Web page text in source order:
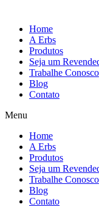
Home
A Erbs
Produtos
Seja um
Trabalhe Conosco
Blog
Contato
Menu
Home
A Erbs
Produtos
Seja um
Trabalhe Conosco
Blog
Contato